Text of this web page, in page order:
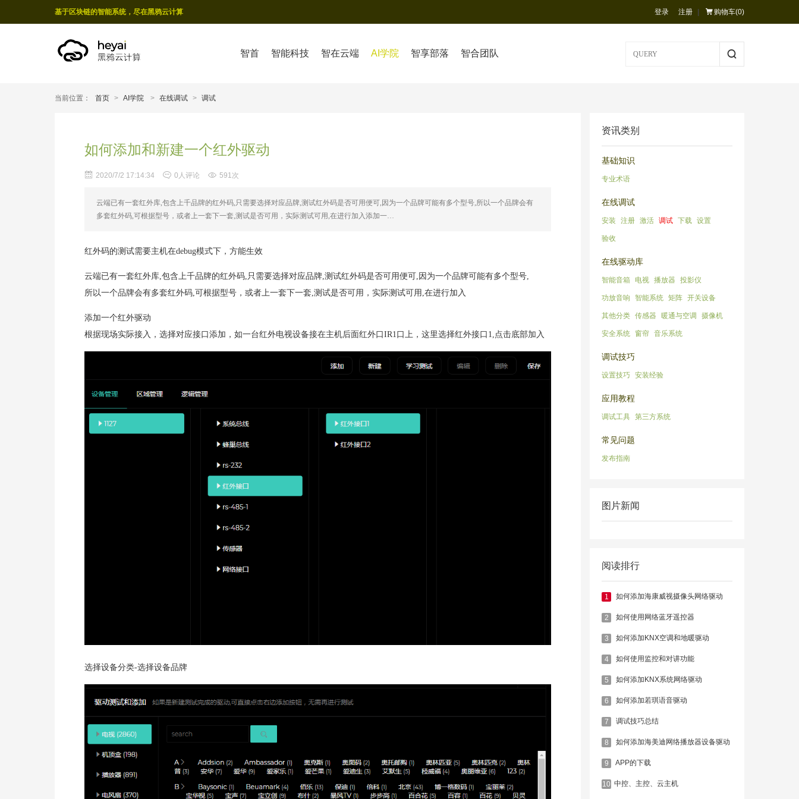
基于区块链的智能系统，尽在黑鸦云计算 登录 注册 购物车(0)
智首 智能科技 智在云端 AI学院 智享部落 智合团队
当前位置： 首页 > AI学院 > 在线调试 > 调试
资讯类别
基础知识
专业术语
在线调试
安装 注册 激活 调试 下载 设置
验收
在线驱动库
智能音箱 电视 播放器 投影仪
功放音响 智能系统 矩阵 开关设备
其他分类 传感器 暖通与空调 摄像机
安全系统 窗帘 音乐系统
调试技巧
设置技巧 安装经验
应用教程
调试工具 第三方系统
常见问题
发布指南
图片新闻
阅读排行
1 如何添加海康威视摄像头网络驱动
2 如何使用网络蓝牙遥控器
3 如何添加KNX空调和地暖驱动
4 如何使用监控和对讲功能
5 如何添加KNX系统网络驱动
6 如何添加若琪语音驱动
7 调试技巧总结
8 如何添加海美迪网络播放器设备驱动
9 APP的下载
10 ​中控、主控、云主机
如何添加和新建一个红外驱动
2020/7/2 17:14:34 0人评论 591次
云端已有一套红外库,包含上千品牌的红外码,只需要选择对应品牌,测试红外码是否可用便可,因为一个品牌可能有多个型号,所以一个品牌会有
多套红外码,可根据型号，或者上一套下一套,测试是否可用，实际测试可用,在进行加入添加一…
红外码的测试需要主机在debug模式下，方能生效
云端已有一套红外库,包含上千品牌的红外码,只需要选择对应品牌,测试红外码是否可用便可,因为一个品牌可能有多个型号,
所以一个品牌会有多套红外码,可根据型号，或者上一套下一套,测试是否可用，实际测试可用,在进行加入
添加一个红外驱动
根据现场实际接入，选择对应接口添加，如一台红外电视设备接在主机后面红外口IR1口上，这里选择红外接口1,点击底部加入
选择设备分类-选择设备品牌